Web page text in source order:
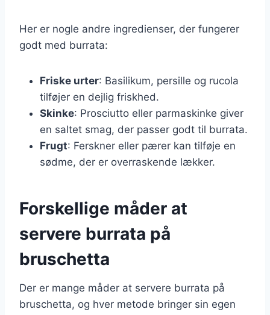
Her er nogle andre ingredienser, der fungerer
godt med burrata:
Friske urter: Basilikum, persille og rucola
tilføjer en dejlig friskhed.
Skinke: Prosciutto eller parmaskinke giver
en saltet smag, der passer godt til burrata.
Frugt: Ferskner eller pærer kan tilføje en
sødme, der er overraskende lækker.
Forskellige måder at
servere burrata på
bruschetta
Der er mange måder at servere burrata på
bruschetta, og hver metode bringer sin egen